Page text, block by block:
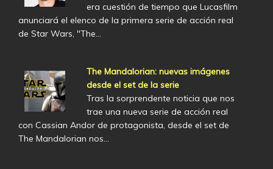
era cuestión de tiempo que Lucasfilm
anunciará el elenco de la primera serie de acción real
de Star Wars, "The…
The Mandalorian: nuevas imágenes
desde el set de la serie
Tras la sorprendente noticia que nos
trae una nueva serie de acción real
con Cassian Andor de protagonista, desde el set de
The Mandalorian nos…